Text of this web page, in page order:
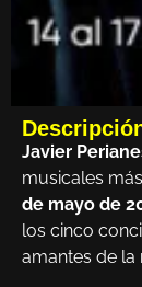
Javier
musicales
de mayo de
los cinco
amantes de la